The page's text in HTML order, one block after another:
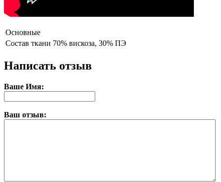
Основные
Состав ткани 70% вискоза, 30% ПЭ
Написать отзыв
Ваше Имя:
Ваш отзыв: